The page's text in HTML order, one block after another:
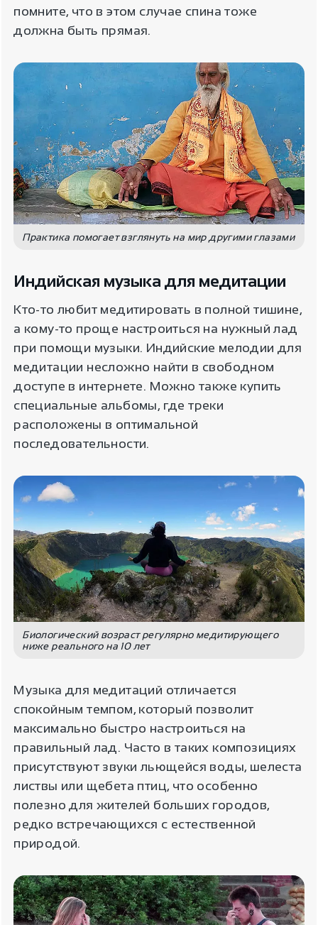
помните, что в этом случае спина тоже
должна быть прямая.
Практика помогает взглянуть на мир другими глазами
Индийская музыка для медитации
Кто-то любит медитировать в полной тишине,
а кому-то проще настроиться на нужный лад
при помощи музыки. Индийские мелодии для
медитации несложно найти в свободном
доступе в интернете. Можно также купить
специальные альбомы, где треки
расположены в оптимальной
последовательности.
Биологический возраст регулярно медитирующего
ниже реального на 10 лет
Музыка для медитаций отличается
спокойным темпом, который позволит
максимально быстро настроиться на
правильный лад. Часто в таких композициях
присутствуют звуки льющейся воды, шелеста
листвы или щебета птиц, что особенно
полезно для жителей больших городов,
редко встречающихся с естественной
природой.